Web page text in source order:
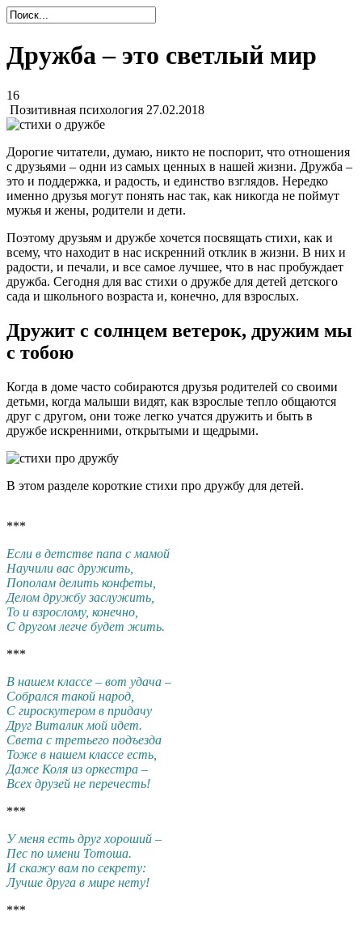
Дружба – это светлый мир
16
Позитивная психология 27.02.2018
Дорогие читатели, думаю, никто не поспорит, что отношения
с друзьями – одни из самых ценных в нашей жизни. Дружба –
это и поддержка, и радость, и единство взглядов. Нередко
именно друзья могут понять нас так, как никогда не поймут
мужья и жены, родители и дети.
Поэтому друзьям и дружбе хочется посвящать стихи, как и
всему, что находит в нас искренний отклик в жизни. В них и
радости, и печали, и все самое лучшее, что в нас пробуждает
дружба. Сегодня для вас стихи о дружбе для детей детского
сада и школьного возраста и, конечно, для взрослых.
Дружит с солнцем ветерок, дружим мы
с тобою
Когда в доме часто собираются друзья родителей со своими
детьми, когда малыши видят, как взрослые тепло общаются
друг с другом, они тоже легко учатся дружить и быть в
дружбе искренними, открытыми и щедрыми.
В этом разделе короткие стихи про дружбу для детей.
***
Если в детстве папа с мамой
Научили вас дружить,
Пополам делить конфеты,
Делом дружбу заслужить,
То и взрослому, конечно,
С другом легче будет жить.
***
В нашем классе – вот удача –
Собрался такой народ,
С гироскутером в придачу
Друг Виталик мой идет.
Света с третьего подъезда
Тоже в нашем классе есть,
Даже Коля из оркестра –
Всех друзей не перечесть!
***
У меня есть друг хороший –
Пес по имени Тотоша.
И скажу вам по секрету:
Лучше друга в мире нету!
***